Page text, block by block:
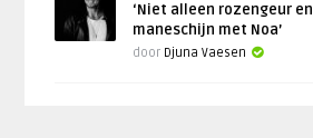
‘Niet alleen rozengeur en
maneschijn met Noa’
door Djuna Vaesen